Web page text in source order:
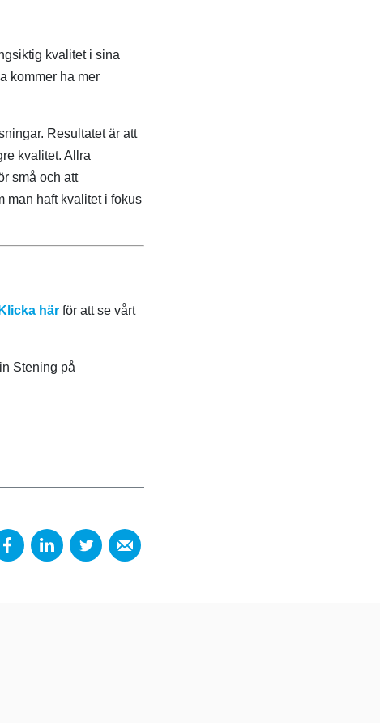
kvalitet i sina
kommer ha mer
Resultatet är att
kvalitet. Allra
små och att
man haft kvalitet i fokus
Klicka härför att se vårt
Stening på